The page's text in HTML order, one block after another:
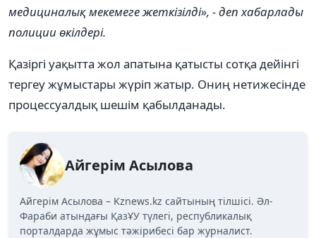
медициналық мекемеге жеткізілді», - деп хабарлады
полиции өкілдері.
Қазіргі уақытта жол апатына қатысты сотқа дейінгі
тергеу жұмыстары жүріп жатыр. Ониң нетижесінде
процессуалдық шешім қабылданады.
Айгерім Асылова
Айгерім Асылова – Kznews.kz сайтының тілшісі. Әл-
Фараби атындағы ҚазҰУ түлегі, республикалық
порталдарда жұмыс тәжірибесі бар журналист.